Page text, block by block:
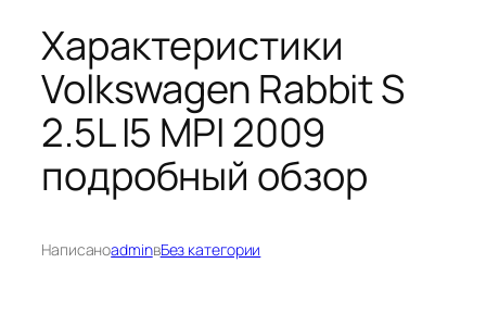
Характеристики
Volkswagen Rabbit S
2.5L I5 MPI 2009
подробный обзор
НаписаноadminвБез категории